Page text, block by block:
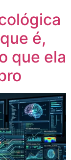
é,
que ela